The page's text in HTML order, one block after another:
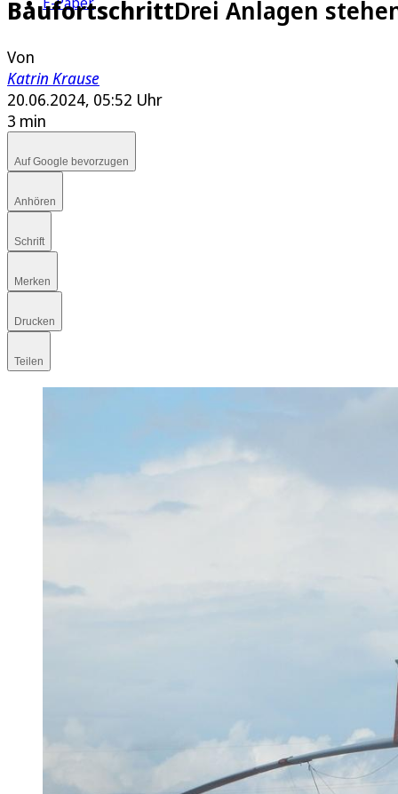
BaufortschrittDrei Anlagen
Von
Katrin Krause
20.06.2024, 05:52 Uhr
3 min
Auf Google bevorzugen
Anhören
Schrift
Merken
Drucken
Teilen